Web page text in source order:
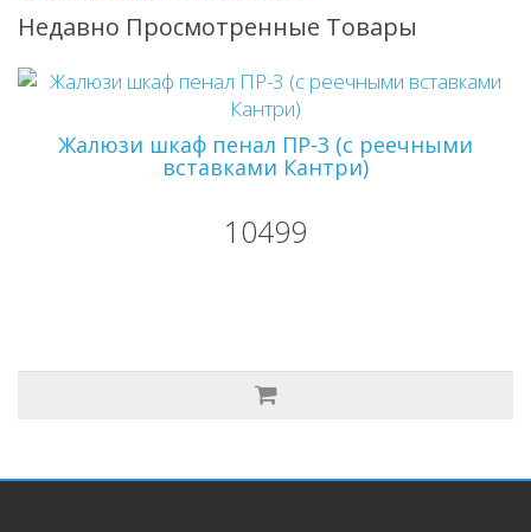
Недавно Просмотренные Товары
Жалюзи шкаф пенал ПР-3 (с реечными
вставками Кантри)
10499